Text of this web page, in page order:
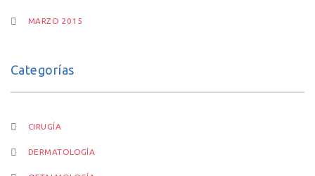
MARZO 2015
Categorías
CIRUGÍA
DERMATOLOGÍA